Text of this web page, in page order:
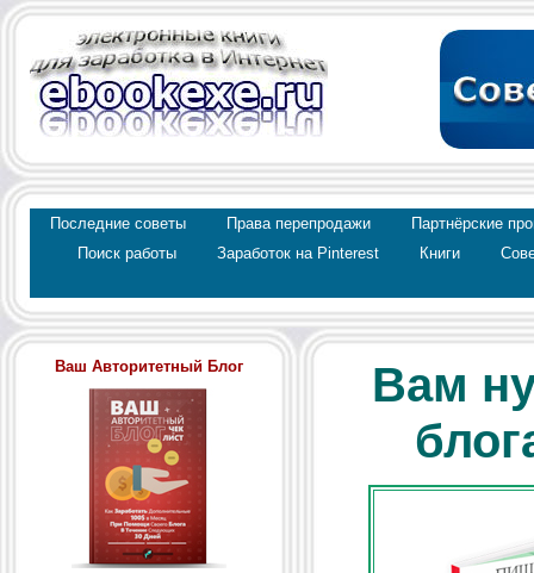
Последние советы Права перепродажи
Партнёрские
Поиск работы
Заработок на Pinterest Книги
Ваш Авторитетный Блог
Вам